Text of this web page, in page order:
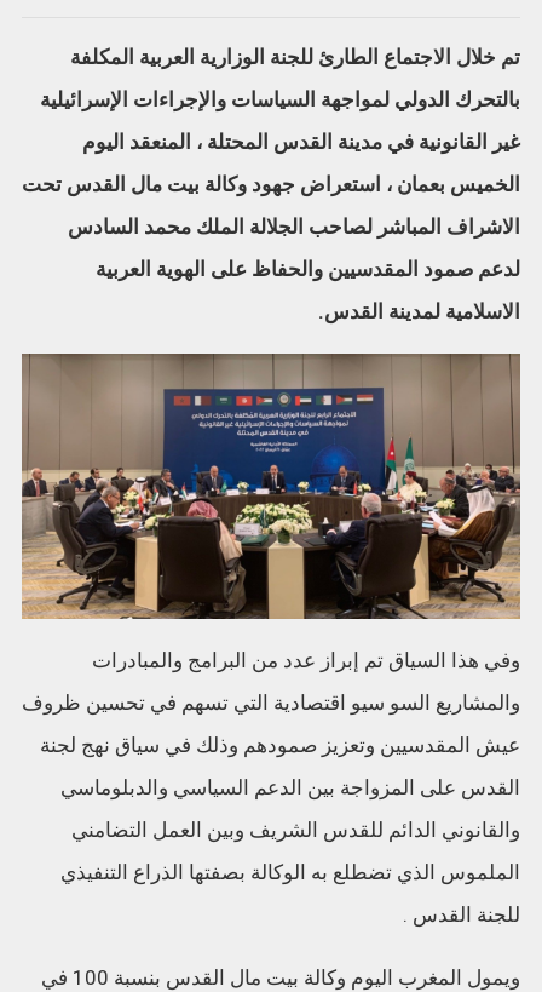
تم خلال الاجتماع الطارئ للجنة الوزارية العربية المكلفة
بالتحرك الدولي لمواجهة السياسات والإجراءات الإسرائيلية
غير القانونية في مدينة القدس المحتلة ، المنعقد اليوم
الخميس بعمان ، استعراض جهود وكالة بيت مال القدس تحت
الاشراف المباشر لصاحب الجلالة الملك محمد السادس
لدعم صمود المقدسيين والحفاظ على الهوية العربية
الاسلامية لمدينة القدس.
وفي هذا السياق تم إبراز عدد من البرامج والمبادرات
والمشاريع السو سيو اقتصادية التي تسهم في تحسين ظروف
عيش المقدسيين وتعزيز صمودهم وذلك في سياق نهج لجنة
القدس على المزواجة بين الدعم السياسي والدبلوماسي
والقانوني الدائم للقدس الشريف وبين العمل التضامني
الملموس الذي تضطلع به الوكالة بصفتها الذراع التنفيذي
للجنة القدس .
ويمول المغرب اليوم وكالة بيت مال القدس بنسبة 100 في